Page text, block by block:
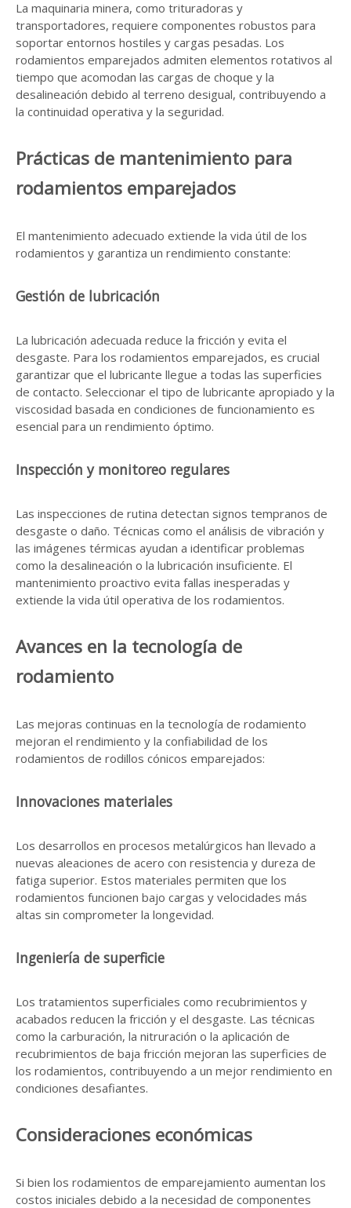
La maquinaria minera, como trituradoras y
transportadores, requiere componentes robustos para
soportar entornos hostiles y cargas pesadas. Los
rodamientos emparejados admiten elementos rotativos al
tiempo que acomodan las cargas de choque y la
desalineación debido al terreno desigual, contribuyendo a
la continuidad operativa y la seguridad.
Prácticas de mantenimiento para
rodamientos emparejados
El mantenimiento adecuado extiende la vida útil de los
rodamientos y garantiza un rendimiento constante:
Gestión de lubricación
La lubricación adecuada reduce la fricción y evita el
desgaste. Para los rodamientos emparejados, es crucial
garantizar que el lubricante llegue a todas las superficies
de contacto. Seleccionar el tipo de lubricante apropiado y la
viscosidad basada en condiciones de funcionamiento es
esencial para un rendimiento óptimo.
Inspección y monitoreo regulares
Las inspecciones de rutina detectan signos tempranos de
desgaste o daño. Técnicas como el análisis de vibración y
las imágenes térmicas ayudan a identificar problemas
como la desalineación o la lubricación insuficiente. El
mantenimiento proactivo evita fallas inesperadas y
extiende la vida útil operativa de los rodamientos.
Avances en la tecnología de
rodamiento
Las mejoras continuas en la tecnología de rodamiento
mejoran el rendimiento y la confiabilidad de los
rodamientos de rodillos cónicos emparejados:
Innovaciones materiales
Los desarrollos en procesos metalúrgicos han llevado a
nuevas aleaciones de acero con resistencia y dureza de
fatiga superior. Estos materiales permiten que los
rodamientos funcionen bajo cargas y velocidades más
altas sin comprometer la longevidad.
Ingeniería de superficie
Los tratamientos superficiales como recubrimientos y
acabados reducen la fricción y el desgaste. Las técnicas
como la carburación, la nitruración o la aplicación de
recubrimientos de baja fricción mejoran las superficies de
los rodamientos, contribuyendo a un mejor rendimiento en
condiciones desafiantes.
Consideraciones económicas
Si bien los rodamientos de emparejamiento aumentan los
costos iniciales debido a la necesidad de componentes